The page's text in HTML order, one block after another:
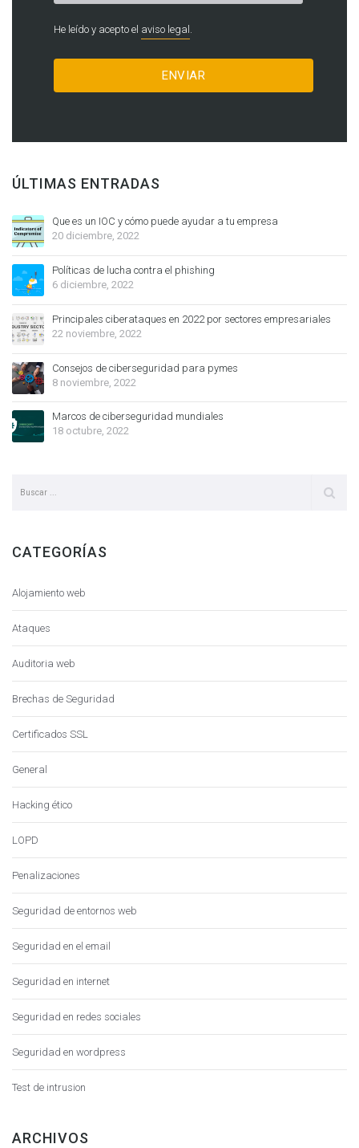
He leído y acepto el aviso legal
ÚLTIMAS ENTRADAS
Que es un IOC y cómo puede ayudar a tu empresa
20 diciembre, 2022
Políticas de lucha contra el phishing
6 diciembre, 2022
Principales ciberataques en 2022 por sectores empresariales
22 noviembre, 2022
Consejos de ciberseguridad para pymes
8 noviembre, 2022
Marcos de ciberseguridad mundiales
18 octubre, 2022
CATEGORÍAS
Alojamiento web
Ataques
Auditoria web
Brechas de Seguridad
Certificados SSL
General
Hacking ético
LOPD
Penalizaciones
Seguridad de entornos web
Seguridad en el email
Seguridad en internet
Seguridad en redes sociales
Seguridad en wordpress
Test de intrusion
ARCHIVOS